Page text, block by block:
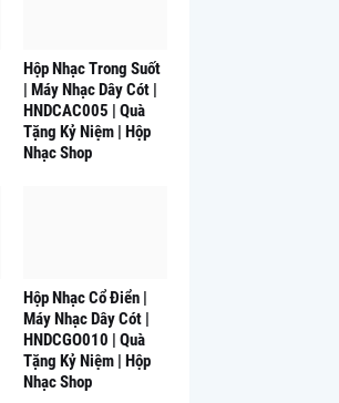
Hộp Nhạc Trong Suốt
| Máy Nhạc Dây Cót |
HNDCAC005 | Quà
Tặng Kỷ Niệm | Hộp
Nhạc Shop
Hộp Nhạc Cổ Điển |
Máy Nhạc Dây Cót |
HNDCGO010 | Quà
Tặng Kỷ Niệm | Hộp
Nhạc Shop